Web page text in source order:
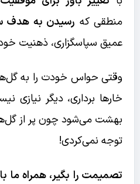
منطقی که رسیدن به
عمیق سپاسگزاری، ذهنیت
وقتی حواس خودت را به
خارها برداری، دیگر نیازی
بهشت می‌شود چون پر از
توجه نمی‌کردی!
تصمیمت را بگیر، همراه